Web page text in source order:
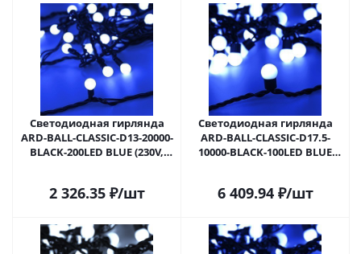
Светодиодная гирлянда
ARD-BALL-CLASSIC-D13-20000-
BLACK-200LED BLUE (230V,
2 326.35₽/шт
Светодиодная гирлянда
ARD-BALL-CLASSIC-D17.5-
10000-BLACK-100LED BLUE
6 409.94₽/шт